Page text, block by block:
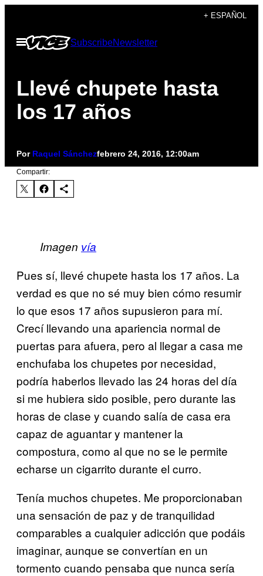
contenido
+ ESPAÑOL
Abrir
Menú
SubscribeNewsletter
Llevé chupete hasta
los 17 años
Por Raquel Sánchezfebrero 24, 2016, 12:00am
Compartir:
Imagen vía
Pues sí, llevé chupete hasta los 17 años. La
verdad es que no sé muy bien cómo resumir
lo que esos 17 años supusieron para mí.
Crecí llevando una apariencia normal de
puertas para afuera, pero al llegar a casa me
enchufaba los chupetes por necesidad,
podría haberlos llevado las 24 horas del día
si me hubiera sido posible, pero durante las
horas de clase y cuando salía de casa era
capaz de aguantar y mantener la
compostura, como al que no se le permite
echarse un cigarrito durante el curro.
Tenía muchos chupetes. Me proporcionaban
una sensación de paz y de tranquilidad
comparables a cualquier adicción que podáis
imaginar, aunque se convertían en un
tormento cuando pensaba que nunca sería